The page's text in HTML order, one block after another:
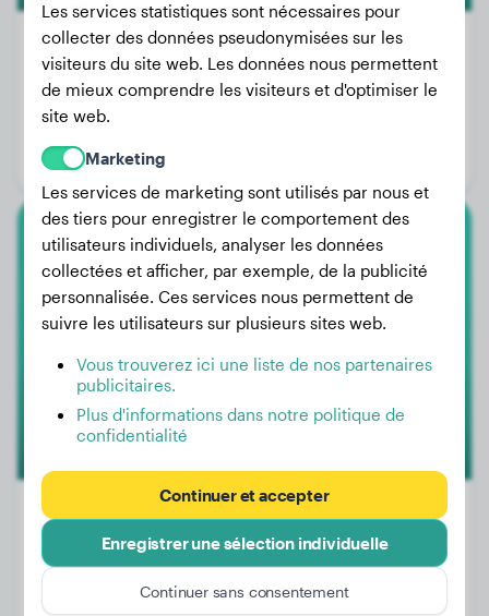
Poids:
40 kg
Genre:
Grand Caniche
HuGO
Poids:
13 kg
Les services statistiques sont nécessaires pour
collecter des données pseudonymisées sur les
visiteurs du site web. Les données nous permettent
de mieux comprendre les visiteurs et d'optimiser le
site web.
Marketing
Les services de marketing sont utilisés par nous et
des tiers pour enregistrer le comportement des
utilisateurs individuels, analyser les données
collectées et afficher, par exemple, de la publicité
personnalisée. Ces services nous permettent de
suivre les utilisateurs sur plusieurs sites web.
Vous trouverez ici une liste de nos partenaires
publicitaires.
Plus d'informations dans notre politique de
confidentialité
Continuer et accepter
Enregistrer une sélection individuelle
Continuer sans consentement